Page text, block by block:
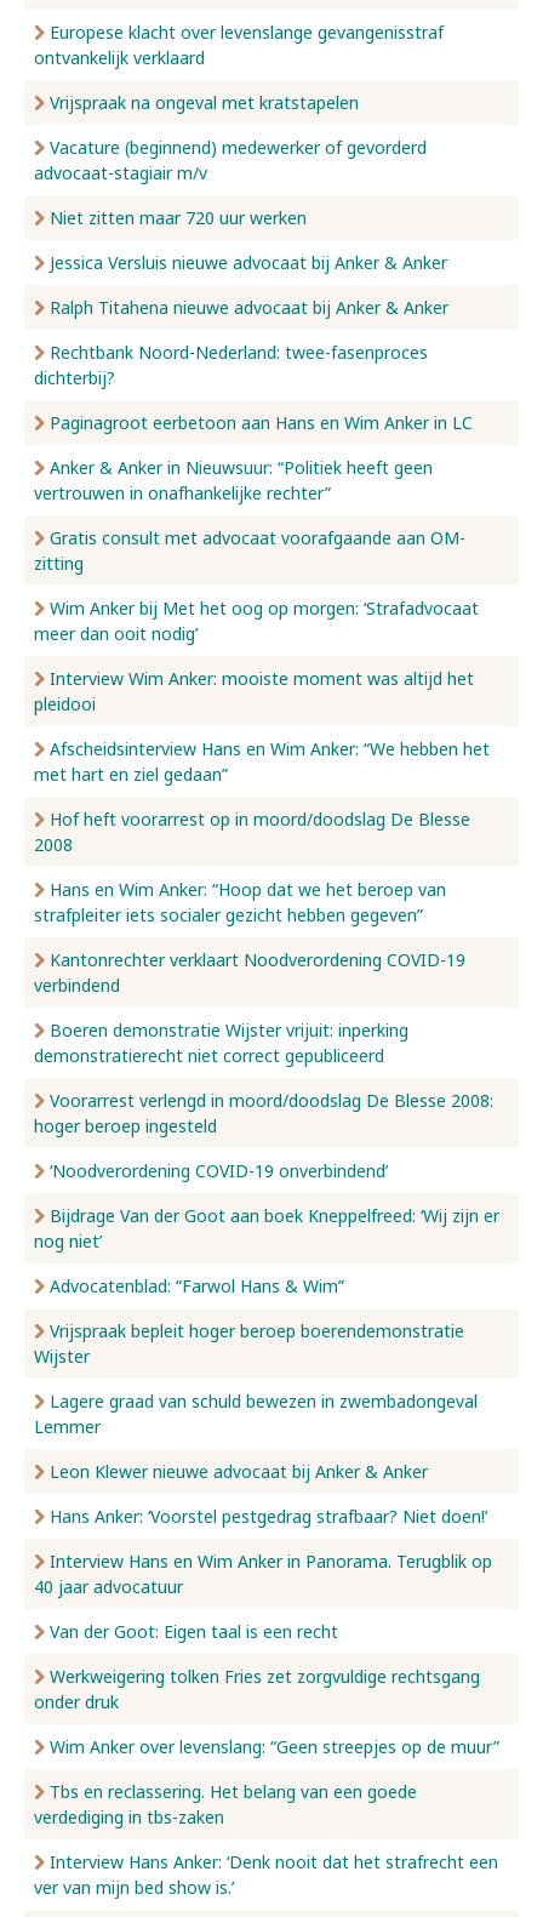
Europese klacht over levenslange gevangenisstraf
ontvankelijk verklaard
Vrijspraak na ongeval met kratstapelen
Vacature (beginnend) medewerker of gevorderd
advocaat-stagiair m/v
Niet zitten maar 720 uur werken
Jessica Versluis nieuwe advocaat bij Anker & Anker
Ralph Titahena nieuwe advocaat bij Anker & Anker
Rechtbank Noord-Nederland: twee-fasenproces
dichterbij?
Paginagroot eerbetoon aan Hans en Wim Anker in LC
Anker & Anker in Nieuwsuur: “Politiek heeft geen
vertrouwen in onafhankelijke rechter”
Gratis consult met advocaat voorafgaande aan OM-
zitting
Wim Anker bij Met het oog op morgen: ‘Strafadvocaat
meer dan ooit nodig’
Interview Wim Anker: mooiste moment was altijd het
pleidooi
Afscheidsinterview Hans en Wim Anker: “We hebben het
met hart en ziel gedaan”
Hof heft voorarrest op in moord/doodslag De Blesse
2008
Hans en Wim Anker: “Hoop dat we het beroep van
strafpleiter iets socialer gezicht hebben gegeven”
Kantonrechter verklaart Noodverordening COVID-19
verbindend
Boeren demonstratie Wijster vrijuit: inperking
demonstratierecht niet correct gepubliceerd
Voorarrest verlengd in moord/doodslag De Blesse 2008:
hoger beroep ingesteld
‘Noodverordening COVID-19 onverbindend’
Bijdrage Van der Goot aan boek Kneppelfreed: ‘Wij zijn er
nog niet’
Advocatenblad: “Farwol Hans & Wim”
Vrijspraak bepleit hoger beroep boerendemonstratie
Wijster
Lagere graad van schuld bewezen in zwembadongeval
Lemmer
Leon Klewer nieuwe advocaat bij Anker & Anker
Hans Anker: ‘Voorstel pestgedrag strafbaar? Niet doen!’
Interview Hans en Wim Anker in Panorama. Terugblik op
40 jaar advocatuur
Van der Goot: Eigen taal is een recht
Werkweigering tolken Fries zet zorgvuldige rechtsgang
onder druk
Wim Anker over levenslang: “Geen streepjes op de muur”
Tbs en reclassering. Het belang van een goede
verdediging in tbs-zaken
Interview Hans Anker: ‘Denk nooit dat het strafrecht een
ver van mijn bed show is.’